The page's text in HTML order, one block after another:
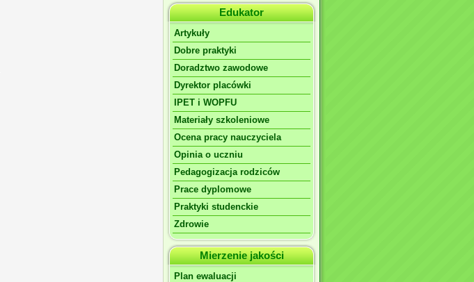
Edukator
Artykuły
Dobre praktyki
Doradztwo zawodowe
Dyrektor placówki
IPET i WOPFU
Materiały szkoleniowe
Ocena pracy nauczyciela
Opinia o uczniu
Pedagogizacja rodziców
Prace dyplomowe
Praktyki studenckie
Zdrowie
Mierzenie jakości
Plan ewaluacji